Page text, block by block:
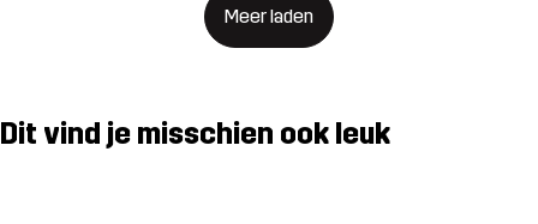
Meer laden
Dit vind je misschien ook leuk